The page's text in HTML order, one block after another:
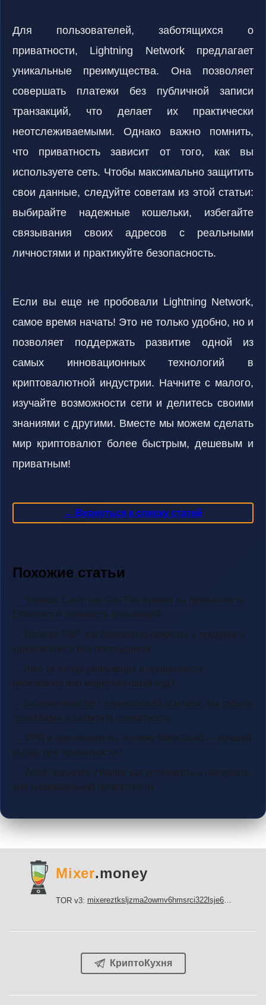
Для пользователей, заботящихся о
приватности, Lightning Network предлагает
уникальные преимущества. Она позволяет
совершать платежи без публичной записи
транзакций, что делает их практически
неотслеживаемыми. Однако важно помнить,
что приватность зависит от того, как вы
используете сеть. Чтобы максимально защитить
свои данные, следуйте советам из этой статьи:
выбирайте надежные кошельки, избегайте
связывания своих адресов с реальными
личностями и практикуйте безопасность.
Если вы еще не пробовали Lightning Network,
самое время начать! Это не только удобно, но и
позволяет поддержать развитие одной из
самых инновационных технологий в
криптовалютной индустрии. Начните с малого,
изучайте возможности сети и делитесь своими
знаниями с другими. Вместе мы можем сделать
мир криптовалют более быстрым, дешевым и
приватным!
← Вернуться к списку статей
Похожие статьи
→ Tornado Cash: как Gas Fee влияет на приватность
Ethereum и стоимость транзакций
→ Binance P2P: как безопасно покупать и продавать
криптовалюту без посредников
→ Aleo zk-rollup: революция в приватности
блокчейнов или маркетинговый ход?
→ Биткоин-миксер с одноразовой ссылкой: как скрыть
транзакции и защитить приватность
→ VPN и криптовалюты: почему WireGuard — лучший
выбор для приватности?
→ Zcash кошелёк YWallet: как установить и настроить
для максимальной приватности
Mixer.money
TOR v3: mixereztksljzma2owmv6hmsrci322lsje6m3svicoddk3xbgvhd2fid.onion
КриптоКухня